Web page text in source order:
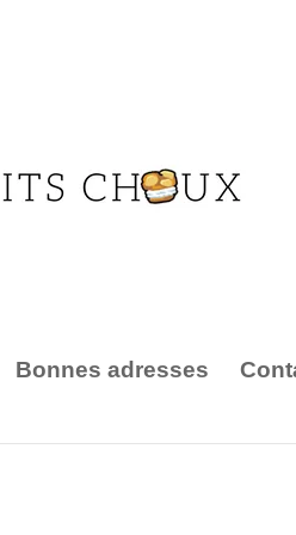
Bonnes adresses